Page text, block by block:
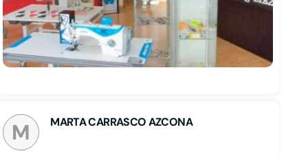
M MARTA CARRASCO AZCONA